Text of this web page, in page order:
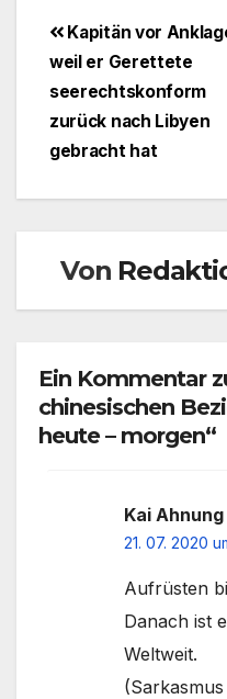
Kapitän vor
weil er Gerettete
seerechtskonform
zurück nach Libyen
gebracht hat
Von
Ein Kommentar
chinesischen
heute – morgen“
Kai Ahnung
21. 07. 2020
Aufrüsten
Danach ist
Weltweit.